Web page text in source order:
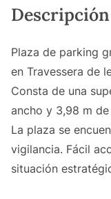
Descripción
Plaza de parking
en Travessera de
Consta de una
ancho y 3,98 m
La plaza se
vigilancia. Fácil
situación